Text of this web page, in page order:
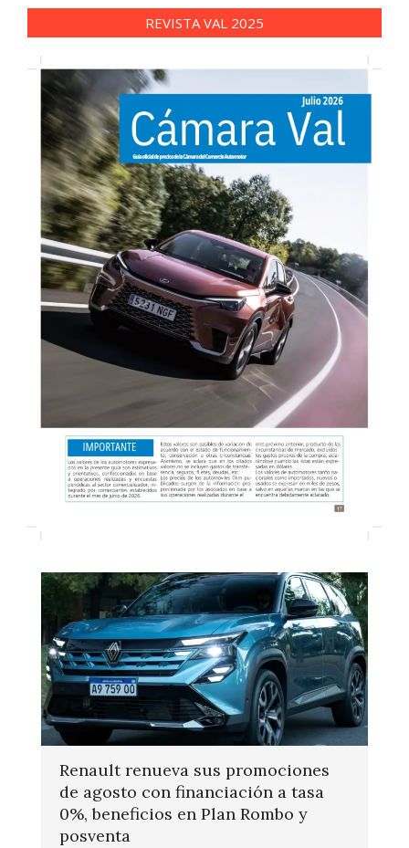
REVISTA VAL 2025
Renault renueva sus promociones
de agosto con financiación a tasa
0%, beneficios en Plan Rombo y
posventa